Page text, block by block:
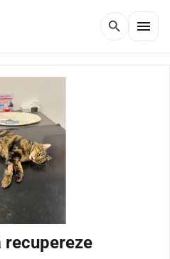
search menu
recupereze